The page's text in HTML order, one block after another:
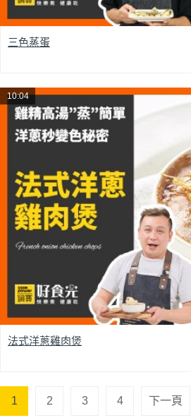
三色蒸蛋
10:04
法式洋蔥雞肉煲
1 2 3 4 下一頁